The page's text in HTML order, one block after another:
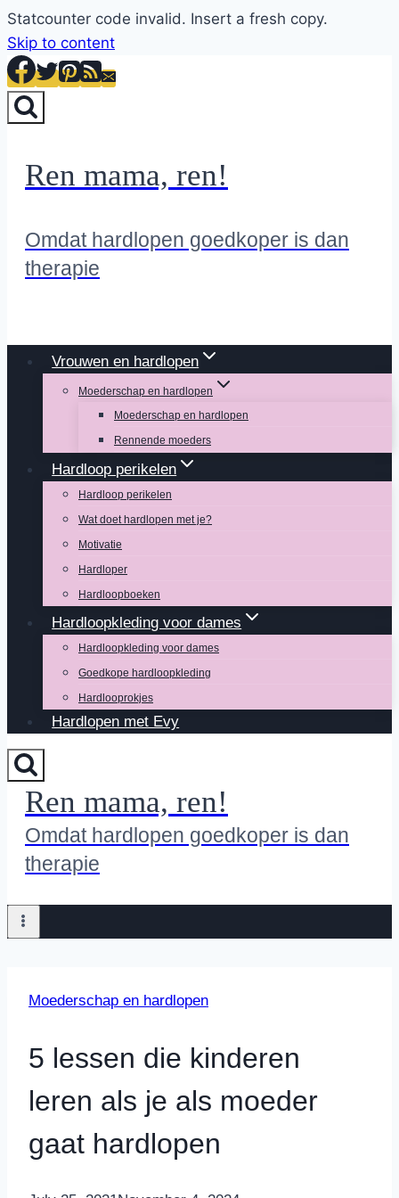
Statcounter code invalid. Insert a fresh copy.
Skip to content
Ren mama, ren!
Omdat hardlopen goedkoper is dan
therapie
Vrouwen en hardlopen
Moederschap en hardlopen
Moederschap en hardlopen
Rennende moeders
Hardloop perikelen
Hardloop perikelen
Wat doet hardlopen met je?
Motivatie
Hardloper
Hardloopboeken
Hardloopkleding voor dames
Hardloopkleding voor dames
Goedkope hardloopkleding
Hardlooprokjes
Hardlopen met Evy
Ren mama, ren!
Omdat hardlopen goedkoper is dan
therapie
Moederschap en hardlopen
5 lessen die kinderen
leren als je als moeder
gaat hardlopen